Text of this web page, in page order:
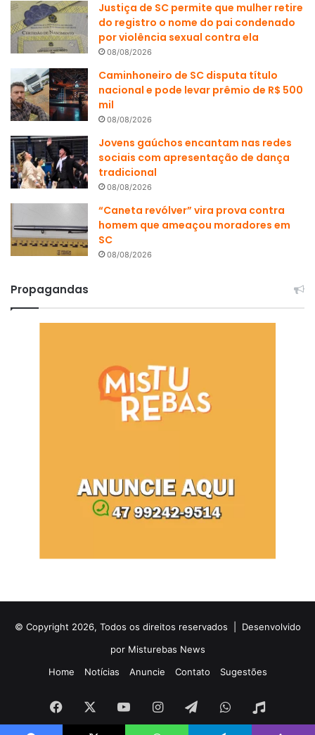
Justiça de SC permite que mulher retire
do registro o nome do pai condenado
por violência sexual contra ela
08/08/2026
Caminhoneiro de SC disputa título
nacional e pode levar prêmio de R$ 500
mil
08/08/2026
Jovens gaúchos encantam nas redes
sociais com apresentação de dança
tradicional
08/08/2026
“Caneta revólver” vira prova contra
homem que ameaçou moradores em
SC
08/08/2026
Propagandas
© Copyright 2026, Todos os direitos reservados | Desenvolvido
por Misturebas News
Home
Notícias Anuncie Contato Sugestões
Facebook YouTubeInstagramTelegramWhatsApp
Rádio